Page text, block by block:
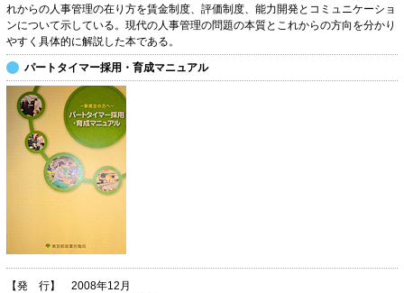
れからの人事管理の在り方を賃金制度、評価制度、能力開発とコミュニケーショ
ンについて示している。現代の人事管理の問題の本質とこれからの方向を分かり
やすく具体的に解説した本である。
パートタイマー採用・育成マニュアル
【発 行】 2008年12月